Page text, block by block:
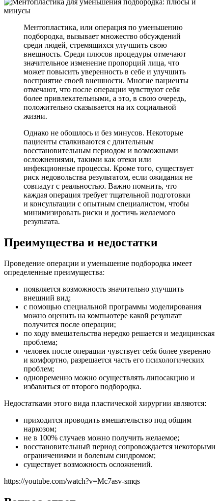
Ментопластика, или операция по уменьшению
подбородка, вызывает множество обсуждений
среди людей, стремящихся улучшить свою
внешность. Среди плюсов процедуры отмечают
значительное изменение пропорций лица, что
может повысить уверенность в себе и улучшить
восприятие своей внешности. Многие пациенты
отмечают, что после операции чувствуют себя
более привлекательными, а это, в свою очередь,
положительно сказывается на их социальной
жизни.
Однако не обошлось и без минусов. Некоторые
пациенты сталкиваются с длительным
восстановительным периодом и возможными
осложнениями, такими как отеки или
инфекционные процессы. Кроме того, существует
риск недовольства результатом, если ожидания не
совпадут с реальностью. Важно помнить, что
каждая операция требует тщательной подготовки
и консультации с опытным специалистом, чтобы
минимизировать риски и достичь желаемого
результата.
Преимущества и недостатки
Проведение операции и уменьшение подбородка имеет
определенные преимущества:
появляется возможность значительно улучшить
внешний вид;
с помощью специальной программы моделирования
можно оценить на компьютере какой результат
получится после операции;
по ходу вмешательства нередко решается и медицинская
проблема;
человек после операции чувствует себя более уверенно
и комфортно, разрешается часть его психологических
проблем;
одновременно можно осуществлять липосакцию и
избавиться от второго подбородка.
Недостатками этого вида пластической хирургии являются:
приходится проводить вмешательство под общим
наркозом;
не в 100% случаев можно получить желаемое;
восстановительный период сопровождается некоторыми
ограничениями и болевым синдромом;
существует возможность осложнений.
https://youtube.com/watch?v=Mc7asv-smqs